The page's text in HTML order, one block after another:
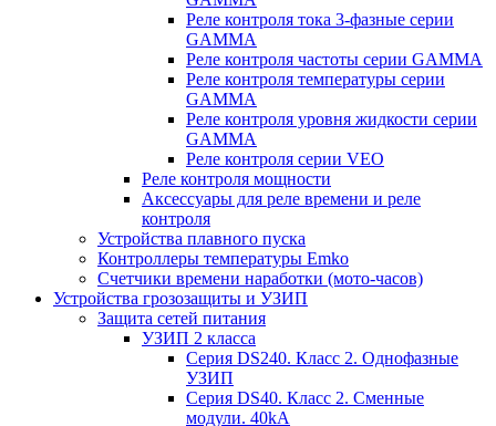
Реле контроля тока 3-фазные серии
GAMMA
Реле контроля частоты серии GAMMA
Реле контроля температуры серии
GAMMA
Реле контроля уровня жидкости серии
GAMMA
Реле контроля серии VEO
Реле контроля мощности
Аксессуары для реле времени и реле
контроля
Устройства плавного пуска
Контроллеры температуры Emko
Счетчики времени наработки (мото-часов)
Устройства грозозащиты и УЗИП
Защита сетей питания
УЗИП 2 класса
Серия DS240. Класс 2. Однофазные
УЗИП
Серия DS40. Класс 2. Сменные
модули. 40kA